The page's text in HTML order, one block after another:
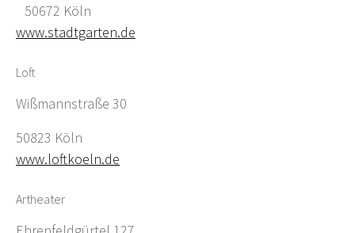
50672 Köln
www.stadtgarten.de
Loft
Wißmannstraße 30
50823 Köln
www.loftkoeln.de
Artheater